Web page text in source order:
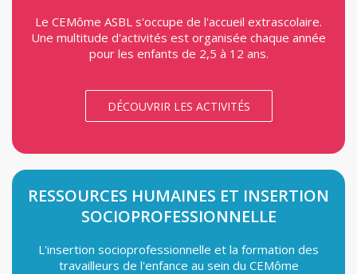
Le CEMôme ASBL s'occupe de l'accueil extrascolaire.
Une multitude d'activités est organisée chaque année
pour les enfants de 2,5 à 12 ans.
DÉCOUVRIR LES ACTIVITÉS
RESSOURCES HUMAINES ET INSERTION
SOCIOPROFESSIONNELLE
L'insertion socioprofessionnelle et la formation des
travailleurs de l'enfance au sein du CEMôme